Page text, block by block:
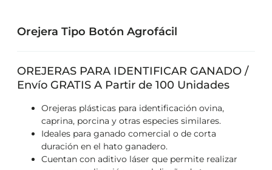
Orejera Tipo Botón Agrofácil
OREJERAS PARA IDENTIFICAR GANADO /
Envío GRATIS A Partir de 100 Unidades
Orejeras plásticas para identificación ovina,
caprina, porcina y otras especies similares.
Ideales para ganado comercial o de corta
duración en el hato ganadero.
Cuentan con aditivo láser que permite realizar